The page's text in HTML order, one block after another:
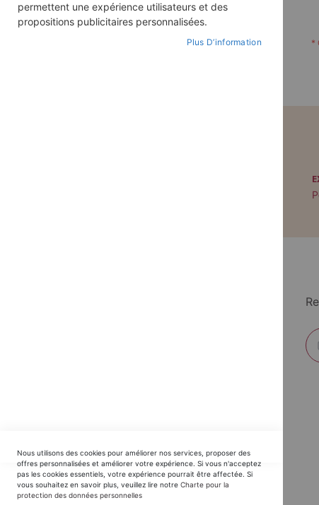
Horaires SAV :
du Lundi au Jeudi : 9h30 -12h30 / 14h - 17h30
Vendredi : 9h30 - 12h30 / 14h - 16h00
permettent une expérience utilisateurs et des
propositions publicitaires personnalisées.
Plus D’information
Nous utilisons des cookies pour améliorer nos services, proposer des
offres personnalisées et améliorer votre expérience. Si vous n'acceptez
pas les cookies essentiels, votre expérience pourrait être affectée. Si
vous souhaitez en savoir plus, veuillez lire notre Charte pour la
protection des données personnelles